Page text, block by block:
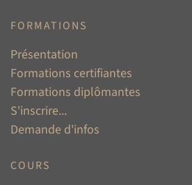
FORMATIONS
Présentation
Formations certifiantes
Formations diplômantes
S'inscrire...
Demande d'infos
COURS